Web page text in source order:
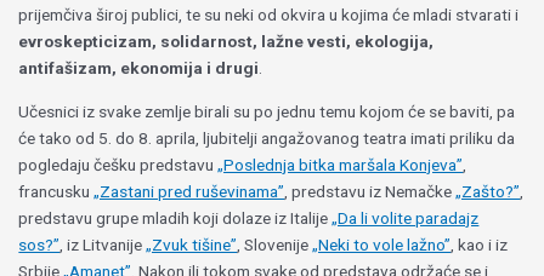
prijemčiva široj publici, te su neki od okvira u kojima će mladi stvarati i
evroskepticizam, solidarnost, lažne vesti, ekologija,
antifašizam, ekonomija i drugi.
Učesnici iz svake zemlje birali su po jednu temu kojom će se baviti, pa
će tako od 5. do 8. aprila, ljubitelji angažovanog teatra imati priliku da
pogledaju češku predstavu„Poslednja bitka maršala Konjeva”
francusku„Zastani pred ruševinama” , predstavu iz Nemačke„Zašto?”
predstavu grupe mladih koji dolaze iz Italije„Da li volite paradajz
sos?” , iz Litvanije„Zvuk tišine” , Slovenije„Neki to vole lažno” , kao i iz
Srbije„Amanet” . Nakon ili tokom svake od predstava održaće se i